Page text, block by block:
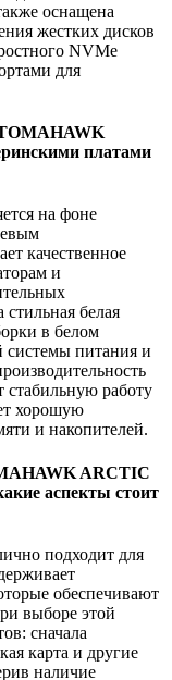
оснащена
жестких дисков
NVMe
для
платами
на фоне
качественное
и
белая
в белом
системы питания и
стабильную работу
хорошую
и накопителей.
ARCTIC
аспекты стоит
подходит для
обеспечивают
выборе этой
сначала
карта и другие
наличие